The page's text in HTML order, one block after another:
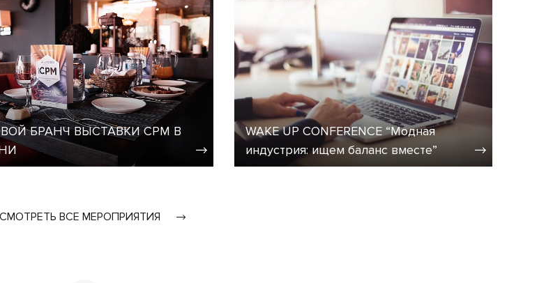
БРАНЧ ВЫСТАВКИ CPM В
WAKE UP CONFERENCE “Модная
индустрия: ищем баланс вместе”
ВСЕ МЕРОПРИЯТИЯ